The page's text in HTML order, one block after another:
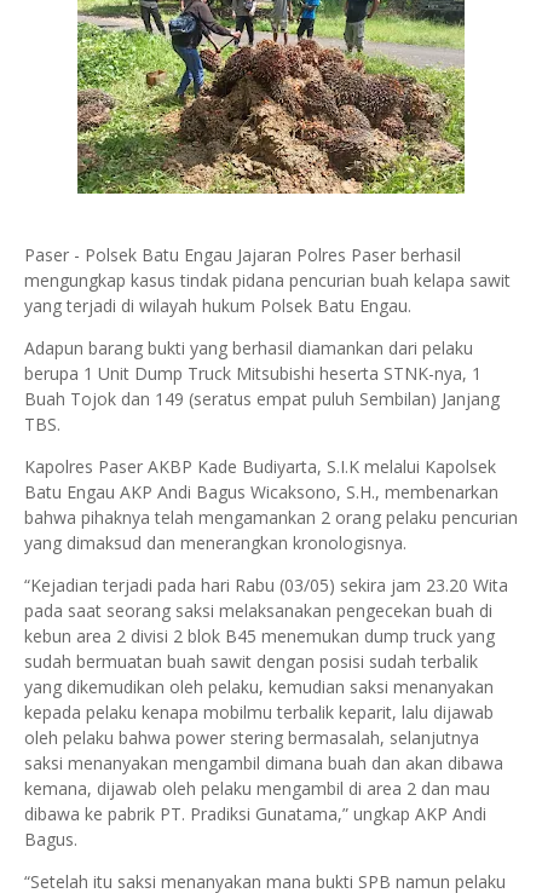
Paser - Polsek Batu Engau Jajaran Polres Paser berhasil
mengungkap kasus tindak pidana pencurian buah kelapa sawit
yang terjadi di wilayah hukum Polsek Batu Engau.
Adapun barang bukti yang berhasil diamankan dari pelaku
berupa 1 Unit Dump Truck Mitsubishi heserta STNK-nya, 1
Buah Tojok dan 149 (seratus empat puluh Sembilan) Janjang
TBS.
Kapolres Paser AKBP Kade Budiyarta, S.I.K melalui Kapolsek
Batu Engau AKP Andi Bagus Wicaksono, S.H., membenarkan
bahwa pihaknya telah mengamankan 2 orang pelaku pencurian
yang dimaksud dan menerangkan kronologisnya.
“Kejadian terjadi pada hari Rabu (03/05) sekira jam 23.20 Wita
pada saat seorang saksi melaksanakan pengecekan buah di
kebun area 2 divisi 2 blok B45 menemukan dump truck yang
sudah bermuatan buah sawit dengan posisi sudah terbalik
yang dikemudikan oleh pelaku, kemudian saksi menanyakan
kepada pelaku kenapa mobilmu terbalik keparit, lalu dijawab
oleh pelaku bahwa power stering bermasalah, selanjutnya
saksi menanyakan mengambil dimana buah dan akan dibawa
kemana, dijawab oleh pelaku mengambil di area 2 dan mau
dibawa ke pabrik PT. Pradiksi Gunatama,” ungkap AKP Andi
Bagus.
“Setelah itu saksi menanyakan mana bukti SPB namun pelaku